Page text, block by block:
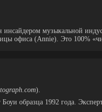
музыкальной
офиса (Annie). Это 100%
).
образца 1992 года.